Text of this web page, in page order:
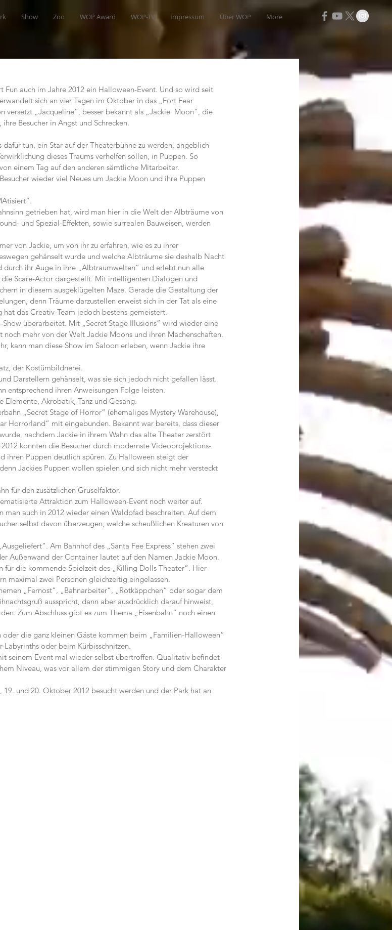
Show Zoo WOP Award WOP-TV Impressum Über WOP More
Fun auch im Jahre 2012 ein Halloween-Event. Und so wird seit
sich an vier Tagen im Oktober in das „Fort Fear
versetzt „Jacqueline“, besser bekannt als „Jackie  Moon“, die
Besucher in Angst und Schrecken.
tun, ein Star auf der Theaterbühne zu werden, angeblich
dieses Traums verhelfen sollen, in Puppen. So
einem Tag auf den anderen sämtliche Mitarbeiter.
wieder viel Neues um Jackie Moon und ihre Puppen
getrieben hat, wird man hier in die Welt der Albträume von
und Spezial-Effekten, sowie surrealen Bauweisen, werden
von Jackie, um von ihr zu erfahren, wie es zu ihrer
gehänselt wurde und welche Albträume sie deshalb Nacht
ihr Auge in ihre „Albtraumwelten“ und erlebt nun alle
Scare-Actor dargestellt. Mit intelligenten Dialogen und
in diesem ausgeklügelten Maze. Gerade die Gestaltung der
denn Träume darzustellen erweist sich in der Tat als eine
das Creativ-Team jedoch bestens gemeistert.
überarbeitet. Mit „Secret Stage Illusions” wird wieder eine
mehr von der Welt Jackie Moons und ihren Machenschaften.
kann man diese Show im Saloon erleben, wenn Jackie ihre
der Kostümbildnerei.
Darstellern gehänselt, was sie sich jedoch nicht gefallen lässt.
entsprechend ihren Anweisungen Folge leisten.
Elemente, Akrobatik, Tanz und Gesang.
„Secret Stage of Horror“ (ehemaliges Mystery Warehouse),
Horrorland“ mit eingebunden. Bekannt war bereits, dass dieser
nachdem Jackie in ihrem Wahn das alte Theater zerstört
konnten die Besucher durch modernste Videoprojektions-
ihren Puppen deutlich spüren. Zu Halloween steigt der
Jackies Puppen wollen spielen und sich nicht mehr versteckt
für den zusätzlichen Gruselfaktor.
Attraktion zum Halloween-Event noch weiter auf.
man auch in 2012 wieder einen Waldpfad beschreiten. Auf dem
selbst davon überzeugen, welche scheußlichen Kreaturen von
Am Bahnhof des „Santa Fee Express“ stehen zwei
Außenwand der Container lautet auf den Namen Jackie Moon.
für die kommende Spielzeit des „Killing Dolls Theater“. Hier
maximal zwei Personen gleichzeitig eingelassen.
„Fernost“, „Bahnarbeiter“, „Rotkäppchen“ oder sogar dem
ausspricht, dann aber ausdrücklich darauf hinweist,
Zum Abschluss gibt es zum Thema „Eisenbahn“ noch einen
die ganz kleinen Gäste kommen beim „Familien-Halloween“
Labyrinths oder beim Kürbisschnitzen.
seinem Event mal wieder selbst übertroffen. Qualitativ befindet
Niveau, was vor allem der stimmigen Story und dem Charakter
und 20. Oktober 2012 besucht werden und der Park hat an